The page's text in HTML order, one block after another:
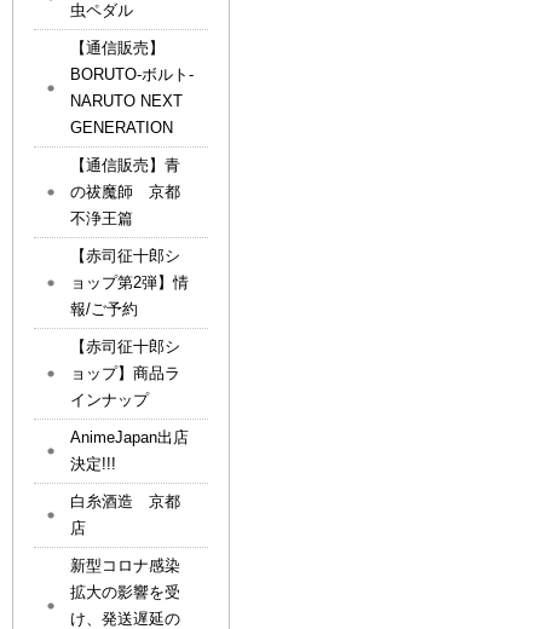
虫ペダル
【通信販売】
BORUTO-ボルト-
NARUTO NEXT
GENERATION
【通信販売】青
の祓魔師 京都
不浄王篇
【赤司征十郎シ
ョップ第2弾】情
報/ご予約
【赤司征十郎シ
ョップ】商品ラ
インナップ
AnimeJapan出店
決定!!!
白糸酒造 京都
店
新型コロナ感染
拡大の影響を受
け、発送遅延の